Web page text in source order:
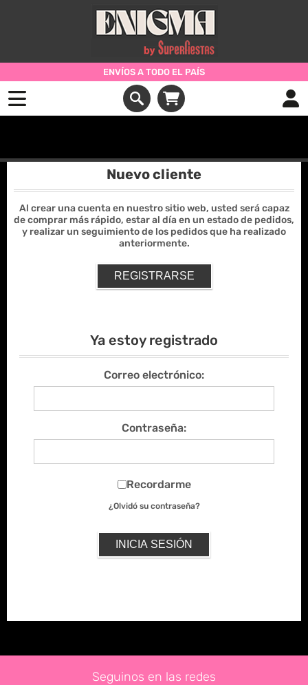
ENVÍOS A TODO EL PAÍS
Nuevo cliente
Al crear una cuenta en nuestro sitio web, usted será capaz
de comprar más rápido, estar al día en un estado de pedidos,
y realizar un seguimiento de los pedidos que ha realizado
anteriormente.
Ya estoy registrado
Correo electrónico:
Contraseña:
Recordarme
¿Olvidó su contraseña?
Seguinos en las redes